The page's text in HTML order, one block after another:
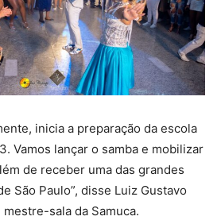
inicia a preparação da escola
Vamos lançar o samba e mobilizar
de receber uma das grandes
São Paulo”, disse Luiz Gustavo
sala da Samuca.